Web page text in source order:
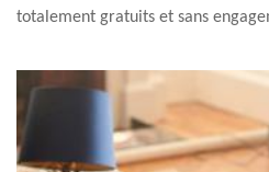
totalement gratuits et sans